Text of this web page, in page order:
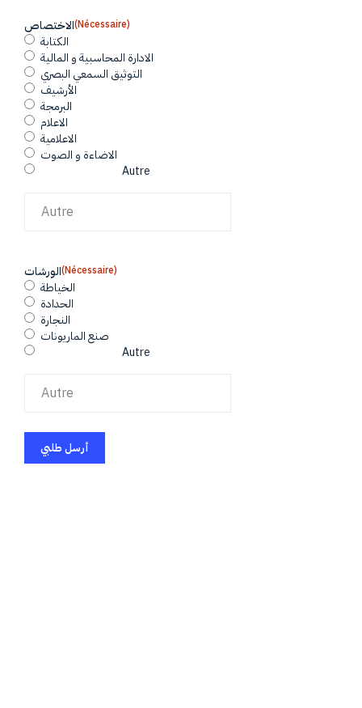
الاختصاص(Nécessaire)
الكتابة
الادارة المحاسبية و المالية
التوثيق السمعي البصري
الأرشيف
البرمجة
الاعلام
الاعلامية
الاضاءة و الصوت
Autre
الورشات(Nécessaire)
الخياطة
الحدادة
النجارة
صنع الماريونات
Autre